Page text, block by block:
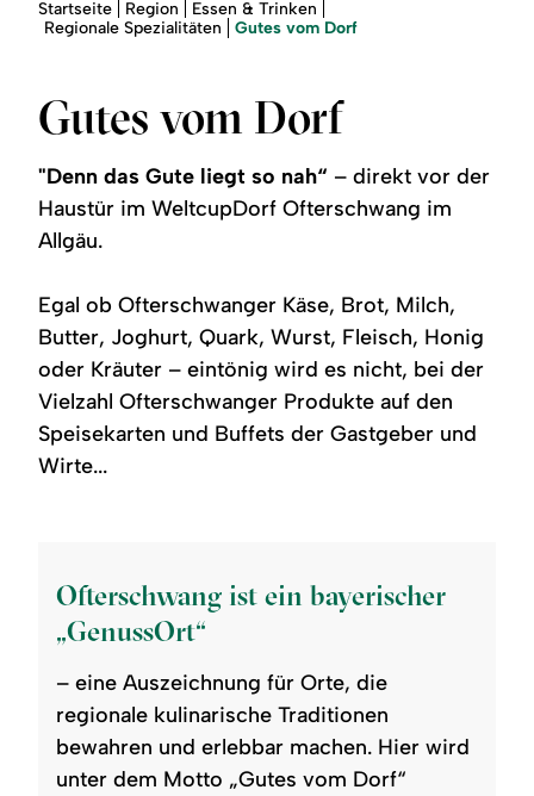
Region
Sie
sind
Startseite Region
Essen & Trinken
Regionale Spezialitäten
Gutes vom Dorf
Gutes vom Dorf
"Denn das Gute liegt so nah“ – direkt vor der
Haustür im WeltcupDorf Ofterschwang im
Allgäu.
Egal ob Ofterschwanger Käse, Brot, Milch,
Butter, Joghurt, Quark, Wurst, Fleisch, Honig
oder Kräuter – eintönig wird es nicht, bei der
Vielzahl Ofterschwanger Produkte auf den
Speisekarten und Buffets der Gastgeber und
Wirte...
Ofterschwang ist ein bayerischer
„GenussOrt“
– eine Auszeichnung für Orte, die
regionale kulinarische Traditionen
bewahren und erlebbar machen. Hier wird
unter dem Motto „Gutes vom Dorf“